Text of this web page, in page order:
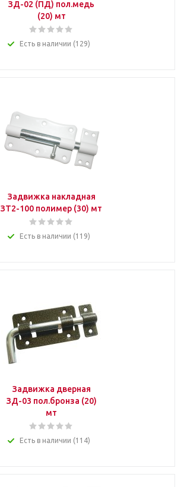
ЗД-02 (ПД) пол.медь
(20) мт
Есть в наличии (129)
Задвижка накладная
ЗТ2-100 полимер (30) мт
Есть в наличии (119)
Задвижка дверная
ЗД-03 пол.бронза (20)
мт
Есть в наличии (114)